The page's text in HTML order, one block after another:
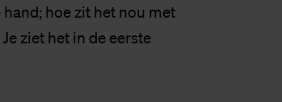
hoe zit het nou met
ziet het in de eerste